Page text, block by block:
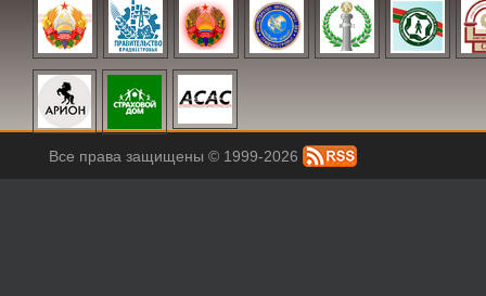
Все права защищены © 1999-2026